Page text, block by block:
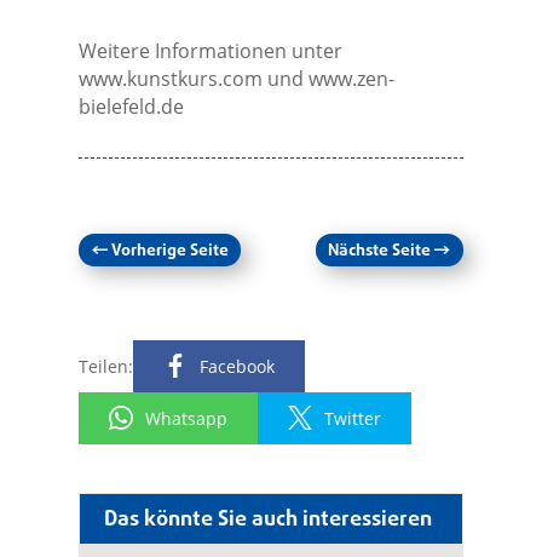
Das könnte Sie auch interessieren
Weitere Informationen unter
www.kunstkurs.com und www.zen-
bielefeld.de
←Vorherige Seite Nächste Seite→
Teilen: Facebook
Whatsapp Twitter